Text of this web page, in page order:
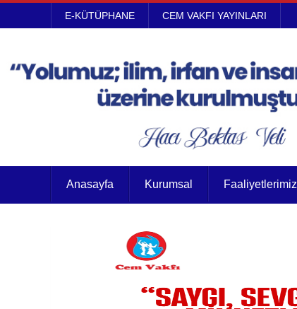
E-KÜTÜPHANE CEM VAKFI YAYINLARI
Anasayfa Kurumsal Faaliyetlerimiz